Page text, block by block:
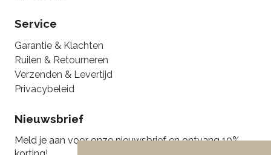
Service
Garantie & Klachten
Ruilen & Retourneren
Verzenden & Levertijd
Privacybeleid
Nieuwsbrief
Meld je aan voor onze nieuwsbrief en ontvang 10%